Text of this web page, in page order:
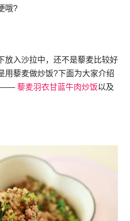
哦?
放入沙拉中，还不是藜麦比较好
用藜麦做炒饭?下面为大家介绍
—— 藜麦羽衣甘蓝牛肉炒饭以及